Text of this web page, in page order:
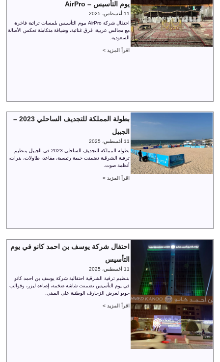
يوم التأسيس – AirPro
11 أغسطس، 2025
احتفال شركة AirPro بيوم التأسيس بلمسات تراثية فاخرة،
مع مجالس عربية، فرق غنائية، وضيافة متكاملة تعكس الأصالة
السعودية.
اقرأ المزيد >
بطولة المملكة للتجديف الساحلي 2023 –
الجبيل
11 أغسطس، 2025
بطولة المملكة للتجديف الساحلي 2023 في الجبيل بتنظيم
ترفية الشرقية تضمنت خيمة رئيسية، مقاعد، طاولات، بنرات،
أنظمة صوت.
اقرأ المزيد >
احتفال شركة يوسف بن احمد كانو في يوم
التأسيس
11 أغسطس، 2025
بتنظيم ترفية الشرقية احتفالية شركة يوسف بن احمد كانو
في يوم التأسيس تضمنت شاشة ضخمة، إضاءة ليزر، وقوالب
جوبو لعرض الزخارف الوطنية على المبنى.
اقرأ المزيد >